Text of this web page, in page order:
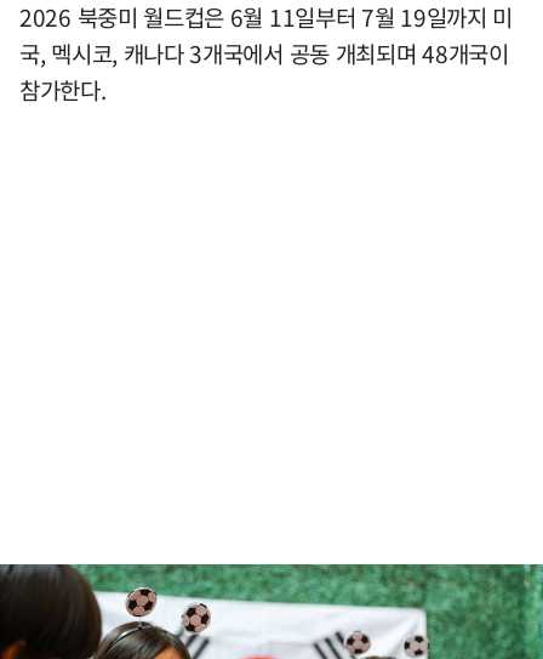
2026 북중미 월드컵은 6월 11일부터 7월 19일까지 미
국, 멕시코, 캐나다 3개국에서 공동 개최되며 48개국이
참가한다.